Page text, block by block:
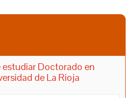
Doctorado en
de La Rioja